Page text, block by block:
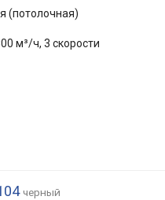
(потолочная)
м³/ч, 3 скорости
черный